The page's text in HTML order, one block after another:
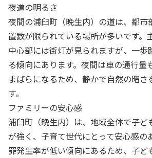
夜道の明るさ
夜間の浦臼町（晩生内）の道は、都市
置数が限られている場所が多いです。
中心部には街灯が見られますが、一歩
る傾向にあります。夜間は車の通行量
まばらになるため、静かで自然の暗さ
す。
ファミリーの安心感
浦臼町（晩生内）は、地域全体で子ど
が強く、子育て世代にとって安心感の
罪発生率が低い傾向にあるため、子ど